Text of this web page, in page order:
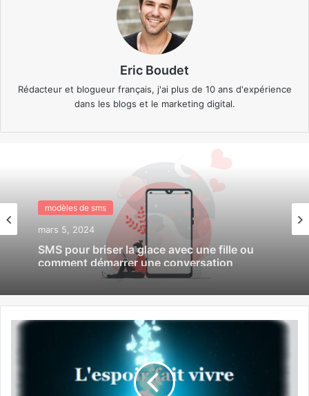
Eric Boudet
Rédacteur et blogueur français, j'ai plus de 10 ans d'expérience
dans les blogs et le marketing digital.
modèles de sms
mars 5, 2024
SMS pour briser la glace avec une fille ou
comment démarrer une conversation
modèles de sms
février 28, 2024
Sms j’ai rêvé de toi cette nuit